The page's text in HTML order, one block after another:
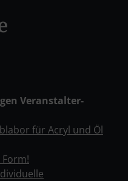
Veranstalter-
für Acryl und Öl